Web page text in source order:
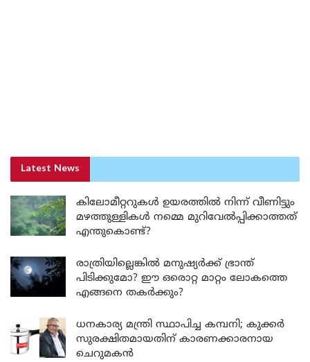
Latest News
കിലോമീറ്ററുകൾ ഉയരത്തിൽ നിന്ന് വീണിട്ടും
മഴത്തുള്ളികൾ നമ്മെ മുറിവേൽപ്പിക്കാത്തത്
എന്തുകൊണ്ട്?
രാത്രിയില്ലെങ്കിൽ മനുഷ്യർക്ക് ഭ്രാന്ത്
പിടിക്കുമോ? ഈ ഒരൊറ്റ മാറ്റം ലോകത്തെ
എങ്ങനെ തകർക്കും?
ധനകാര്യ മന്ത്രി സ്ഥാപിച്ച കമ്പനി; കുക്കർ
സുരക്ഷിതമായതിന് കാരണക്കാരനായ
ചെറുമകൻ